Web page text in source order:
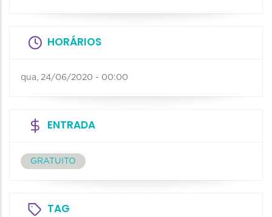
HORÁRIOS
qua, 24/06/2020 - 00:00
ENTRADA
GRATUITO
TAG